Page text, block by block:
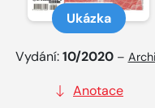
Ukázka
Vydání:10/2020 –
Anotace